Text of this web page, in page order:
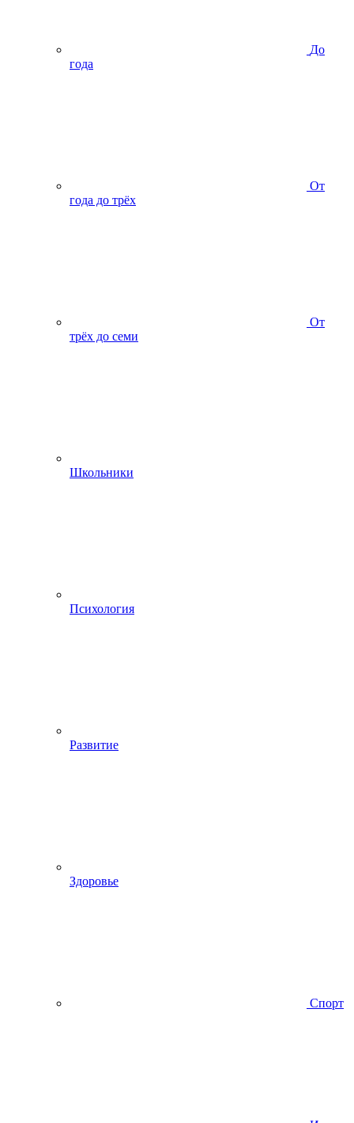
До
года
От
года до трёх
От
трёх до семи
Школьники
Психология
Развитие
Здоровье
Спорт